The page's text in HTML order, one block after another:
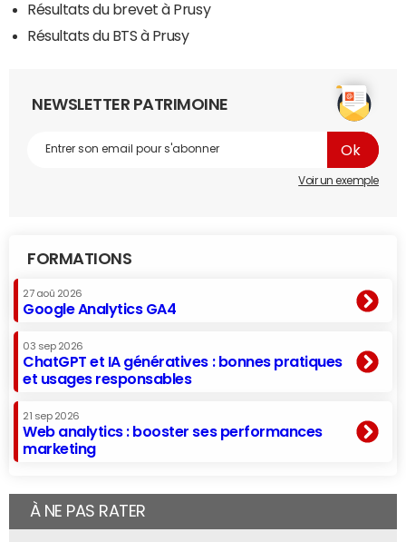
Résultats du brevet à Prusy
Résultats du BTS à Prusy
NEWSLETTER PATRIMOINE
Voir un exemple
FORMATIONS
27 aoû 2026
Google Analytics GA4
03 sep 2026
ChatGPT et IA génératives : bonnes pratiques
et usages responsables
21 sep 2026
Web analytics : booster ses performances
marketing
À NE PAS RATER